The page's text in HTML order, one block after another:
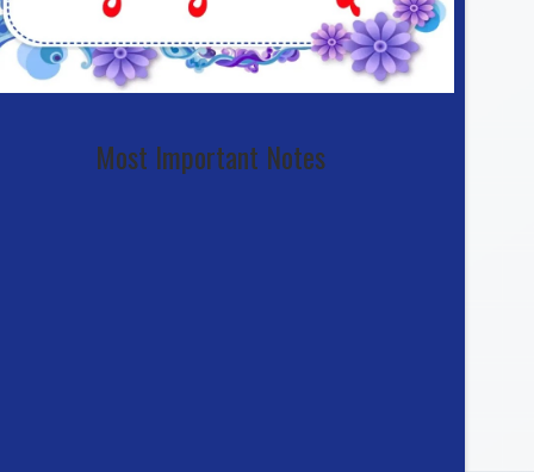
Most Important Notes